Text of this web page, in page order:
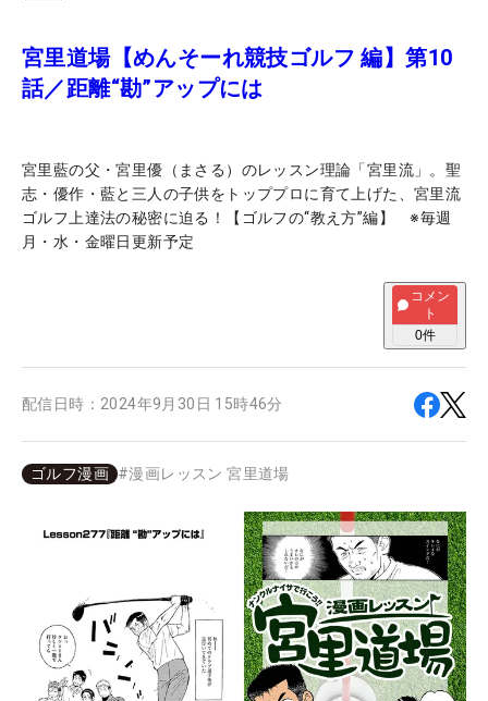
宮里道場【めんそーれ競技ゴルフ 編】第10
話／距離“勘”アップには
宮里藍の父・宮里優（まさる）のレッスン理論「宮里流」。聖
志・優作・藍と三人の子供をトッププロに育て上げた、宮里流
ゴルフ上達法の秘密に迫る！【ゴルフの“教え方”編】 ※毎週
月・水・金曜日更新予定
コメン
ト
0件
配信日時： 2024年9月30日 15時46分
ゴルフ漫画 #漫画レッスン 宮里道場